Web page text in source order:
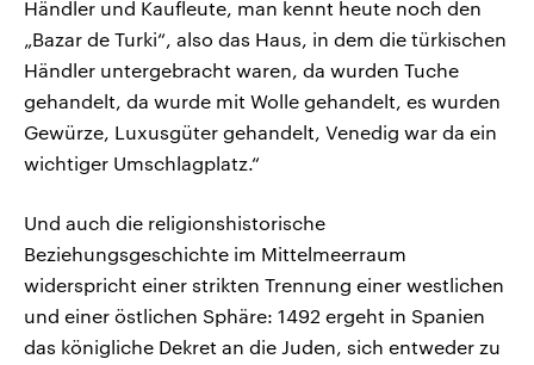
Händler und Kaufleute, man kennt heute noch den
„Bazar de Turki“, also das Haus, in dem die türkischen
Händler untergebracht waren, da wurden Tuche
gehandelt, da wurde mit Wolle gehandelt, es wurden
Gewürze, Luxusgüter gehandelt, Venedig war da ein
wichtiger Umschlagplatz.“
Und auch die religionshistorische
Beziehungsgeschichte im Mittelmeerraum
widerspricht einer strikten Trennung einer westlichen
und einer östlichen Sphäre: 1492 ergeht in Spanien
das königliche Dekret an die Juden, sich entweder zu